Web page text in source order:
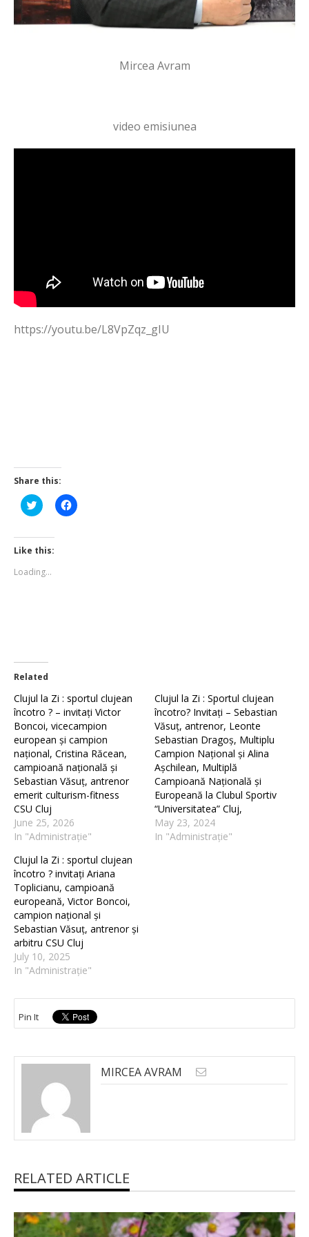
Mircea Avram
video emisiunea
https://youtu.be/L8VpZqz_gIU
Share this:
Click
to
Twitter
(Opens
in
window)
Click
to
Like this:
Loading...
Related
Clujul la Zi : sportul clujean
încotro ? – invitați Victor
Boncoi, vicecampion
european și campion
național, Cristina Răcean,
campioană națională și
Sebastian Văsuț, antrenor
emerit culturism-fitness
CSU Cluj
June 25, 2026
In "Administrație"
Clujul la Zi : Sportul clujean
încotro? Invitați – Sebastian
Văsuț, antrenor, Leonte
Sebastian Dragoș, Multiplu
Campion Național și Alina
Așchilean, Multiplă
Campioană Națională și
Europeană la Clubul Sportiv
“Universitatea” Cluj,
May 23, 2024
In "Administrație"
Clujul la Zi : sportul clujean
încotro ? invitați Ariana
Toplicianu, campioană
europeană, Victor Boncoi,
campion național și
Sebastian Văsuț, antrenor și
arbitru CSU Cluj
July 10, 2025
In "Administrație"
Pin It
MIRCEA AVRAM
RELATED ARTICLE